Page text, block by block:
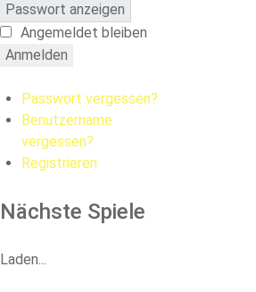
Passwort anzeigen
Angemeldet bleiben
Anmelden
Passwort vergessen?
Benutzername
vergessen?
Registrieren
Nächste Spiele
Laden...